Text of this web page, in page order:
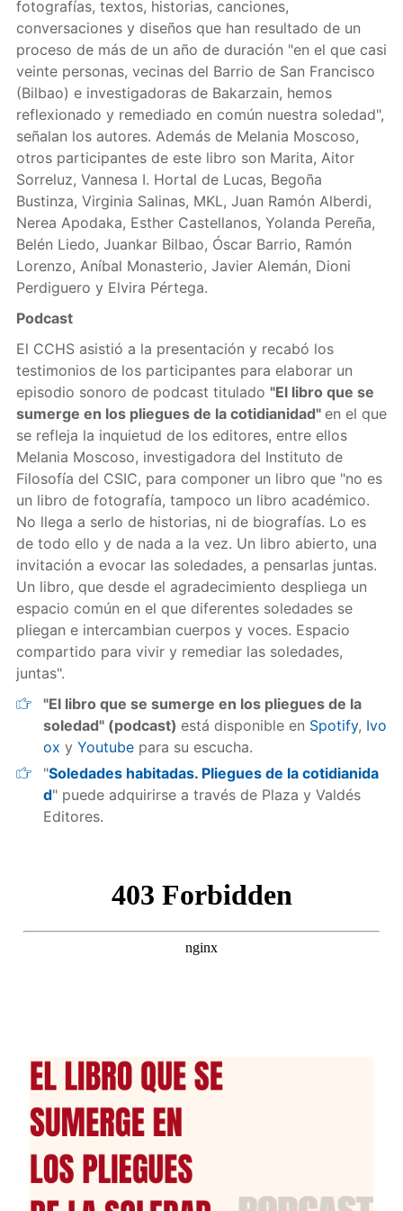
fotografías, textos, historias, canciones,
conversaciones y diseños que han resultado de un
proceso de más de un año de duración "en el que casi
veinte personas, vecinas del Barrio de San Francisco
(Bilbao) e investigadoras de Bakarzain, hemos
reflexionado y remediado en común nuestra soledad",
señalan los autores. Además de Melania Moscoso,
otros participantes de este libro son Marita, Aitor
Sorreluz, Vannesa I. Hortal de Lucas, Begoña
Bustinza, Virginia Salinas, MKL, Juan Ramón Alberdi,
Nerea Apodaka, Esther Castellanos, Yolanda Pereña,
Belén Liedo, Juankar Bilbao, Óscar Barrio, Ramón
Lorenzo, Aníbal Monasterio, Javier Alemán, Dioni
Perdiguero y Elvira Pértega.
Podcast
El CCHS asistió a la presentación y recabó los
testimonios de los participantes para elaborar un
episodio sonoro de podcast titulado "El libro que se
sumerge en los pliegues de la cotidianidad" en el que
se refleja la inquietud de los editores, entre ellos
Melania Moscoso, investigadora del Instituto de
Filosofía del CSIC, para componer un libro que "no es
un libro de fotografía, tampoco un libro académico.
No llega a serlo de historias, ni de biografías. Lo es
de todo ello y de nada a la vez. Un libro abierto, una
invitación a evocar las soledades, a pensarlas juntas.
Un libro, que desde el agradecimiento despliega un
espacio común en el que diferentes soledades se
pliegan e intercambian cuerpos y voces. Espacio
compartido para vivir y remediar las soledades,
juntas".
"El libro que se sumerge en los pliegues de la
soledad" (podcast) está disponible en Spotify, Ivo
ox y Youtubepara su escucha.
"Soledades habitadas. Pliegues de la cotidianida
d" puede adquirirse a través de Plaza y Valdés
Editores.